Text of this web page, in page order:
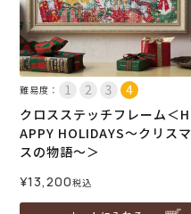
難易度：
クロスステッチフレーム＜H
APPY HOLIDAYS～クリスマ
スの物語～＞
¥13,200税込